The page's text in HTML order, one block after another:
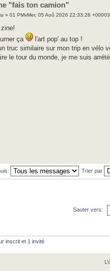
"fais ton camion"
» 01 PMvMer, 05 Aoû 2026 22:33:28
ça
l'art pop' au top !
truc similaire sur mon trip en vélo
le tour du monde, je me suis
Trier par
Sauter vers:
inscrit et 1 invité